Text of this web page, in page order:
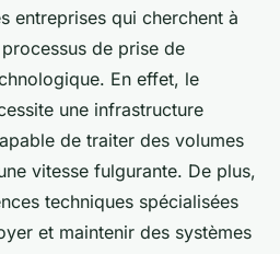
entreprises qui cherchent à
de prise de
En effet, le
une infrastructure
de traiter des volumes
vitesse fulgurante. De plus,
techniques spécialisées
et maintenir des systèmes